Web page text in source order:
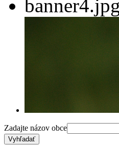
Zadajte názov obce